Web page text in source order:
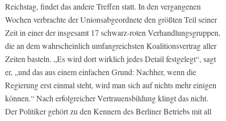
Reichstag, findet das andere Treffen statt. In den vergangenen
Wochen verbrachte der Unionsabgeordnete den größten Teil seiner
Zeit in einer der insgesamt 17 schwarz-roten Verhandlungsgruppen,
die an dem wahrscheinlich umfangreichsten Koalitionsvertrag aller
Zeiten basteln. „Es wird dort wirklich jedes Detail festgelegt“, sagt
er, „und das aus einem einfachen Grund: Nachher, wenn die
Regierung erst einmal steht, wird man sich auf nichts mehr einigen
können.“ Nach erfolgreicher Vertrauensbildung klingt das nicht.
Der Politiker gehört zu den Kennern des Berliner Betriebs mit all